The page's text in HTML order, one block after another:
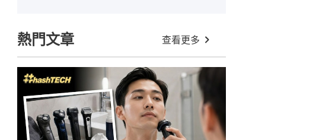
熱門文章 查看更多